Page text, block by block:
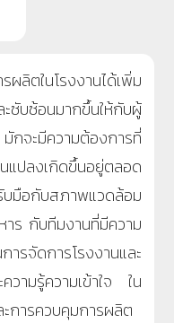
ลิตในโรงงานได้เพิ่ม
ซ้อนมากขึ้นให้กับผู้
มักจะมีความต้องการที่
ปลงเกิดขึ้นอยู่ตลอด
มือกับสภาพแวดล้อม
าร กับทีมงานที่มีความ
ารจัดการโรงงานและ
วามรู้ความเข้าใจ ใน
การควบคุมการผลิต